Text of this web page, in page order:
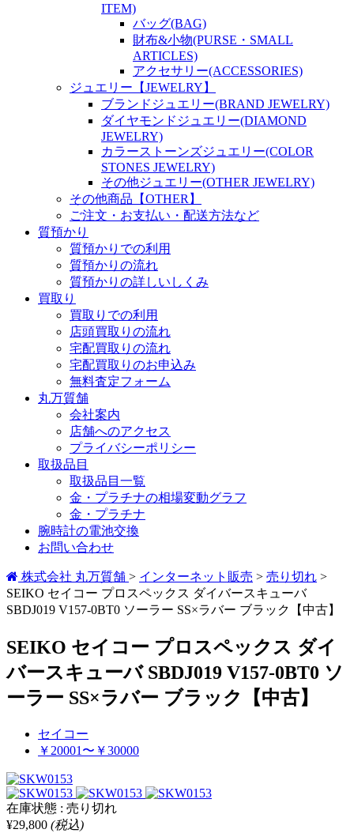
ITEM)
バッグ(BAG)
財布&小物(PURSE・SMALL
ARTICLES)
アクセサリー(ACCESSORIES)
ジュエリー【JEWELRY】
ブランドジュエリー(BRAND JEWELRY)
ダイヤモンドジュエリー(DIAMOND
JEWELRY)
カラーストーンズジュエリー(COLOR
STONES JEWELRY)
その他ジュエリー(OTHER JEWELRY)
その他商品【OTHER】
ご注文・お支払い・配送方法など
質預かり
質預かりでの利用
質預かりの流れ
質預かりの詳しいしくみ
買取り
買取りでの利用
店頭買取りの流れ
宅配買取りの流れ
宅配買取りのお申込み
無料査定フォーム
丸万質舗
会社案内
店舗へのアクセス
プライバシーポリシー
取扱品目
取扱品目一覧
金・プラチナの相場変動グラフ
金・プラチナ
腕時計の電池交換
お問い合わせ
株式会社 丸万質舗 > インターネット販売 > 売り切れ >
SEIKO セイコー プロスペックス ダイバースキューバ
SBDJ019 V157-0BT0 ソーラー SS×ラバー ブラック【中古】
SEIKO セイコー プロスペックス ダイ
バースキューバ SBDJ019 V157-0BT0 ソ
ーラー SS×ラバー ブラック【中古】
セイコー
￥20001〜￥30000
在庫状態 : 売り切れ
¥29,800 (税込)